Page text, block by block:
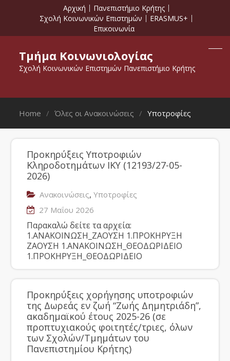
Αρχική
Πανεπιστήμιο Κρήτης
Σχολή Κοινωνικών Επιστημών
ERASMUS+
Επικοινωνία
Τμήμα Κοινωνιολογίας
Σχολή Κοινωνικών Επιστημών Πανεπιστήμιο Κρήτης
Home Όλες οι Ανακοινώσεις Υποτροφίες
Προκηρύξεις Υποτροφιών
Κληροδοτημάτων ΙΚΥ (12193/27-05-
2026)
Ανακοινώσεις,Υποτροφίες
27 Μαΐου 2026
Παρακαλώ δείτε τα αρχεία:
1.ΑΝΑΚΟΙΝΩΣΗ_ΖΑΟΥΣΗ 1.ΠΡΟΚΗΡΥΞΗ
ΖΑΟΥΣΗ 1.ΑΝΑΚΟΙΝΩΣΗ_ΘΕΟΔΩΡΙΔΕΙΟ
1.ΠΡΟΚΗΡΥΞΗ_ΘΕΟΔΩΡΙΔΕΙΟ
Προκηρύξεις χορήγησης υποτροφιών
της Δωρεάς εν ζωή “Ζωής Δημητριάδη”,
ακαδημαϊκού έτους 2025-26 (σε
προπτυχιακούς φοιτητές/τριες, όλων
των Σχολών/Τμημάτων του
Πανεπιστημίου Κρήτης)